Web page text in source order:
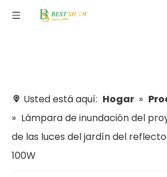
Usted está aquí: Hogar »
» Lámpara de inundación del
de las luces del jardín del
100W